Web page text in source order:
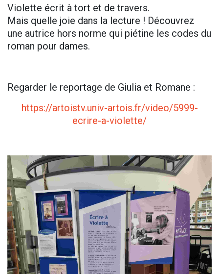
Violette écrit à tort et de travers.
Mais quelle joie dans la lecture ! Découvrez
une autrice hors norme qui piétine les codes du
roman pour dames.
Regarder le reportage de Giulia et Romane :
https://artoistv.univ-artois.fr/video/5999-
ecrire-a-violette/